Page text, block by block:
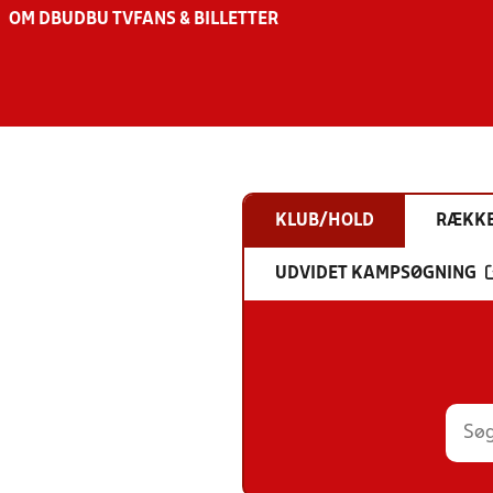
OM DBU DBU TV FANS & BILLETTER
KLUB/HOLD
UDVIDET KAMPSØGNING